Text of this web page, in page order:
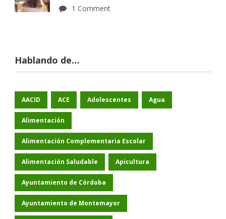
1 Comment
Hablando de…
AACID ACE Adolescentes Agua
Alimentación
Alimentación Complementaria Escolar
Alimentación Saludable Apicultura
Ayuntamiento de Córdoba
Ayuntamiento de Montemayor